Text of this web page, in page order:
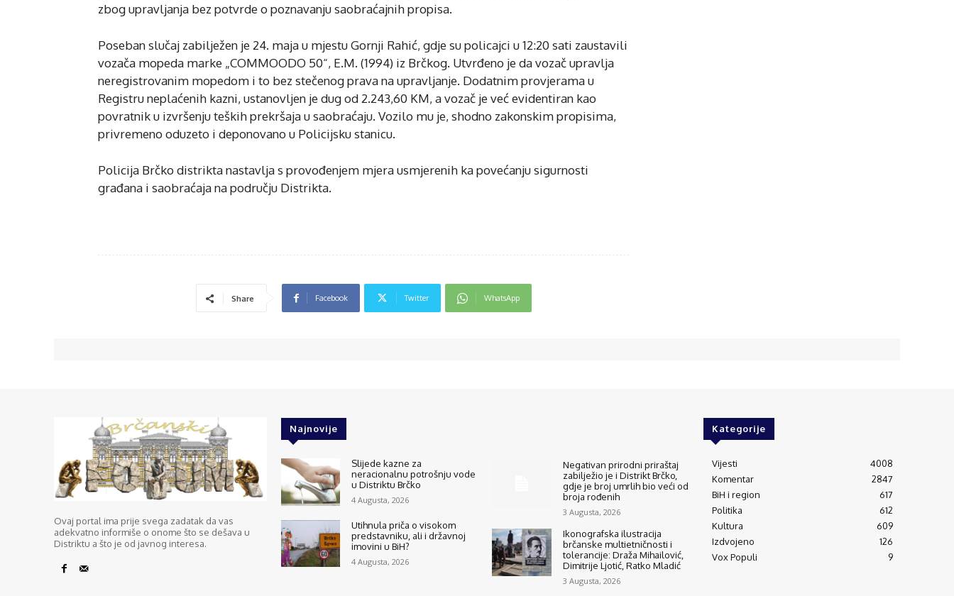
zbog upravljanja bez potvrde o poznavanju saobraćajnih propisa.
Poseban slučaj zabilježen je 24. maja u mjestu Gornji Rahić, gdje su policajci u 12:20 sati zaustavili
vozača mopeda marke „COMMOODO 50“, E.M. (1994) iz Brčkog. Utvrđeno je da vozač upravlja
neregistrovanim mopedom i to bez stečenog prava na upravljanje. Dodatnim provjerama u
Registru neplaćenih kazni, ustanovljen je dug od 2.243,60 KM, a vozač je već evidentiran kao
povratnik u izvršenju teških prekršaja u saobraćaju. Vozilo mu je, shodno zakonskim propisima,
privremeno oduzeto i deponovano u Policijsku stanicu.
Policija Brčko distrikta nastavlja s provođenjem mjera usmjerenih ka povećanju sigurnosti
građana i saobraćaja na području Distrikta.
Share Facebook Twitter WhatsApp
Ovaj portal ima prije svega zadatak da vas
adekvatno informiše o onome što se dešava u
Distriktu a što je od javnog interesa.
Najnovije
Slijede kazne za
neracionalnu potrošnju vode
u Distriktu Brčko
4 Augusta, 2026
Utihnula priča o visokom
predstavniku, ali i državnoj
imovini u BiH?
4 Augusta, 2026
Negativan prirodni priraštaj
zabilježio je i Distrikt Brčko,
gdje je broj umrlih bio veći od
broja rođenih
3 Augusta, 2026
Ikonografska ilustracija
brčanske multietničnosti i
tolerancije: Draža Mihailović,
Dimitrije Ljotić, Ratko Mladić
3 Augusta, 2026
Kategorije
Vijesti
4008
Komentar
2847
BiH i region
617
Politika
612
Kultura
609
Izdvojeno
126
Vox Populi
9